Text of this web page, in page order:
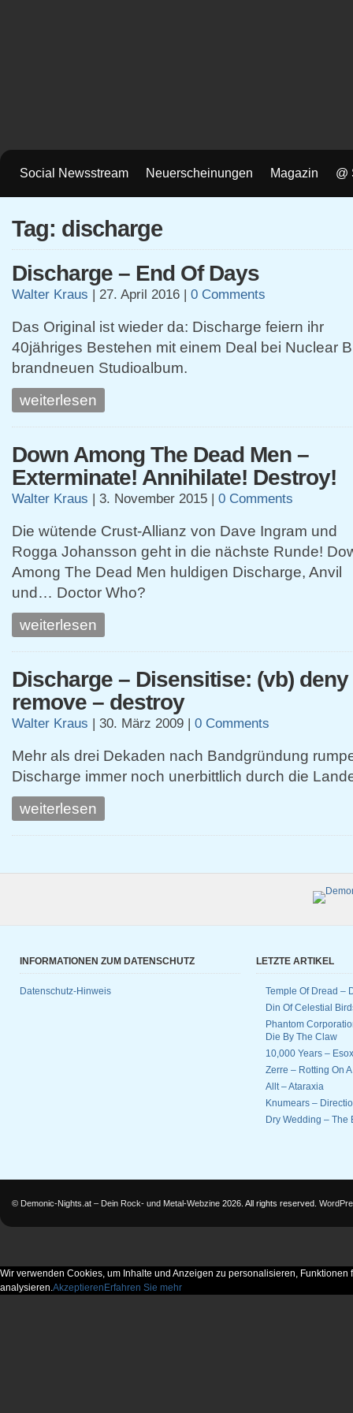
Social Newsstream Neuerscheinungen Magazin @
Tag: discharge
Discharge – End Of Days
Walter Kraus | 27. April 2016 | 0 Comments
Das Original ist wieder da: Discharge feiern ihr
40jähriges Bestehen mit einem Deal bei Nuclear
brandneuen Studioalbum.
weiterlesen
Down Among The Dead Men –
Exterminate! Annihilate! Destroy!
Walter Kraus | 3. November 2015 | 0 Comments
Die wütende Crust-Allianz von Dave Ingram und
Rogga Johansson geht in die nächste Runde!
Among The Dead Men huldigen Discharge, Anvil
und… Doctor Who?
weiterlesen
Discharge – Disensitise: (vb) deny
remove – destroy
Walter Kraus | 30. März 2009 | 0 Comments
Mehr als drei Dekaden nach Bandgründung
Discharge immer noch unerbittlich durch die
weiterlesen
INFORMATIONEN ZUM DATENSCHUTZ
Datenschutz-Hinweis
LETZTE ARTIKEL
Temple Of Dread –
Din Of Celestial
Phantom
Die By The Claw
10,000 Years –
Zerre – Rotting On
Allt – Ataraxia
Knumears –
Dry Wedding – The
© Demonic-Nights.at – Dein Rock- und Metal-Webzine 2026. All rights reserved.
Wir verwenden Cookies, um Inhalte und Anzeigen zu personalisieren,
analysieren.Akzeptieren Erfahren Sie mehr